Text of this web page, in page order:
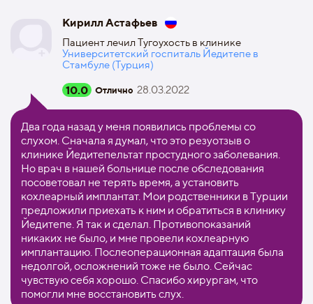
Кирилл Астафьев
Пациент лечил Тугоухость в клинике
Университетский госпиталь Йедитепе в
Стамбуле (Турция)
10.0 Отлично 28.03.2022
Два года назад у меня появились проблемы со
слухом. Сначала я думал, что это резуотзыв о
клинике Йедитепельтат простудного заболевания.
Но врач в нашей больнице после обследования
посоветовал не терять время, а установить
кохлеарный имплантат. Мои родственники в Турции
предложили приехать к ним и обратиться в клинику
Йедитепе. Я так и сделал. Противопоказаний
никаких не было, и мне провели кохлеарную
имплантацию. Послеоперационная адаптация была
недолгой, осложнений тоже не было. Сейчас
чувствую себя хорошо. Спасибо хирургам, что
помогли мне восстановить слух.